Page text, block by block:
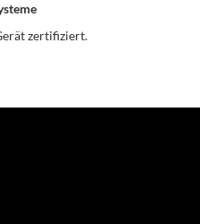
zertifiziert.